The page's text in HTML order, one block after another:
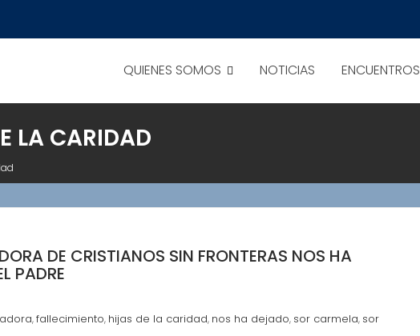
QUIENES SOMOS NOTICIAS ENCUENTROS
LA CARIDAD
DE CRISTIANOS SIN FRONTERAS NOS HA
PADRE
,fallecimiento, hijas de la caridad, nos ha dejado, sor carmela, sor